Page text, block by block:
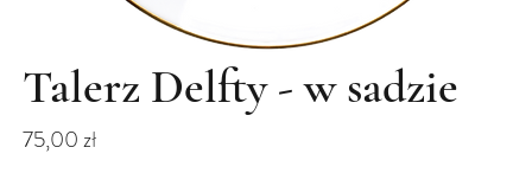
Talerz Delfty - w sadzie
75,00 złCena